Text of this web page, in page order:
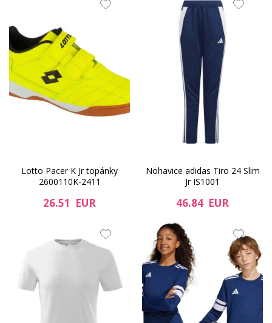
Lotto Pacer K Jr topánky
2600110K-2411
26.51 EUR
Nohavice adidas Tiro 24 Slim
Jr IS1001
46.84 EUR